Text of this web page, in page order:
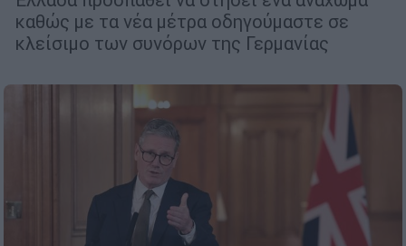
καθώς με τα νέα μέτρα οδηγούμαστε σε
κλείσιμο των συνόρων της Γερμανίας